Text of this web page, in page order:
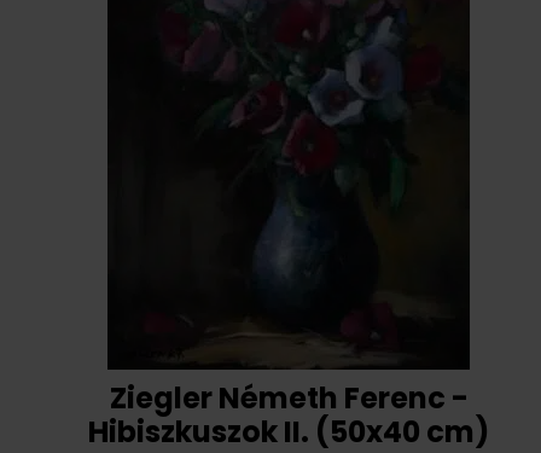
Ziegler Németh Ferenc -
Hibiszkuszok II. (50x40 cm)